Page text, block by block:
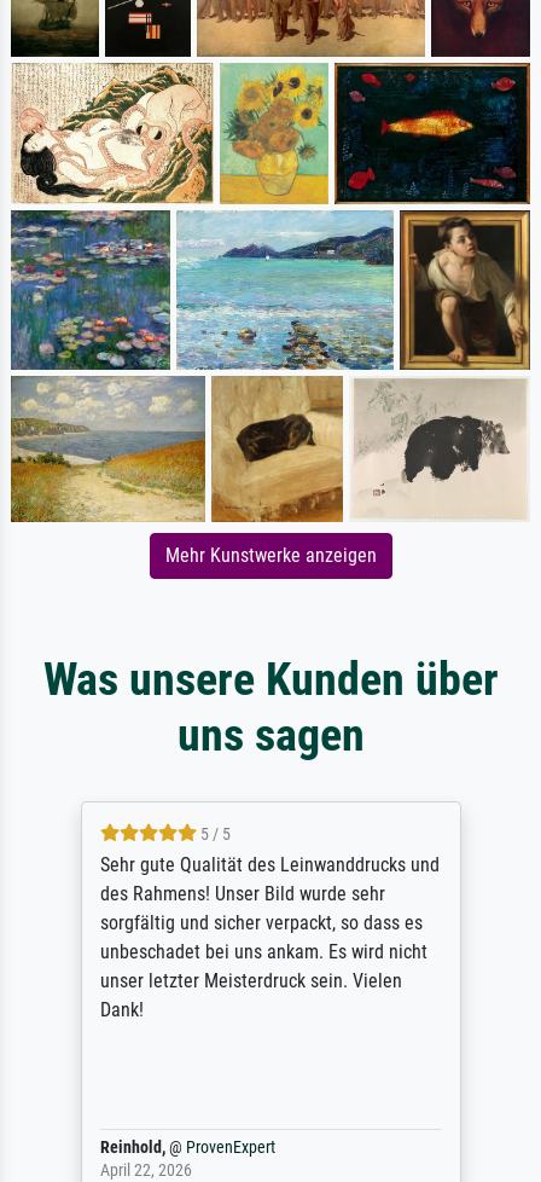
Mehr Kunstwerke anzeigen
Was unsere Kunden über
uns sagen
5 / 5
Sehr gute Qualität des Leinwanddrucks und
des Rahmens! Unser Bild wurde sehr
sorgfältig und sicher verpackt, so dass es
unbeschadet bei uns ankam. Es wird nicht
unser letzter Meisterdruck sein. Vielen
Dank!
Reinhold,@ ProvenExpert
April 22, 2026